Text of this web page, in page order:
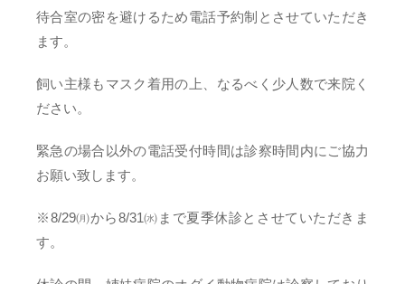
待合室の密を避けるため電話予約制とさせていただき
ます。
飼い主様もマスク着用の上、なるべく少人数で来院く
ださい。
緊急の場合以外の電話受付時間は診察時間内にご協力
お願い致します。
※8/29㈪から8/31㈬まで夏季休診とさせていただきま
す。